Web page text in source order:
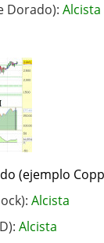
Dorado): Alcista
(ejemplo
Alcista
Alcista